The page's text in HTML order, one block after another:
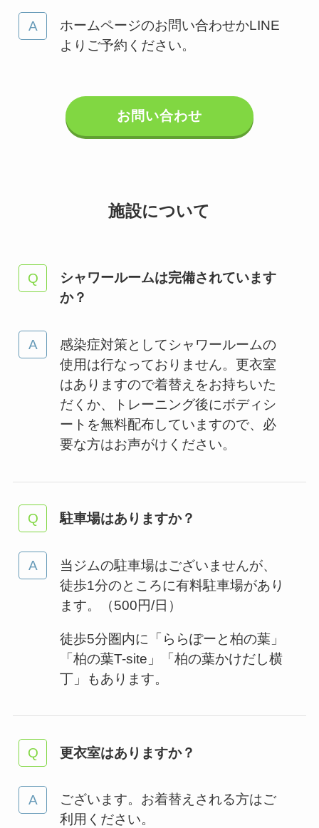
ホームページのお問い合わせかLINE
よりご予約ください。
お問い合わせ
施設について
シャワールームは完備されています
か？
感染症対策としてシャワールームの
使用は行なっておりません。更衣室
はありますので着替えをお持ちいた
だくか、トレーニング後にボディシ
ートを無料配布していますので、必
要な方はお声がけください。
駐車場はありますか？
当ジムの駐車場はございませんが、
徒歩1分のところに有料駐車場があり
ます。（500円/日）
徒歩5分圏内に「ららぽーと柏の葉」
「柏の葉T-site」「柏の葉かけだし横
丁」もあります。
更衣室はありますか？
ございます。お着替えされる方はご
利用ください。